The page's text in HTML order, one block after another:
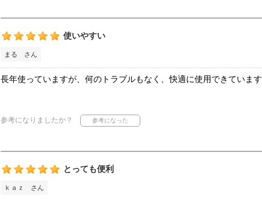
使いやすい
まる さん
長年使っていますが、何のトラブルもなく、快適に使用できています
参考になりましたか？
とっても便利
ｋａｚ さん